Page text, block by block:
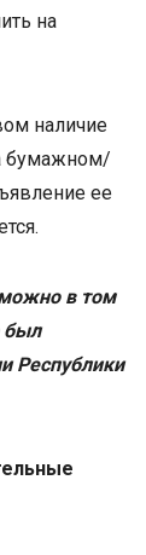
на
наличие
бумажном/
ее
в том
был
Республики